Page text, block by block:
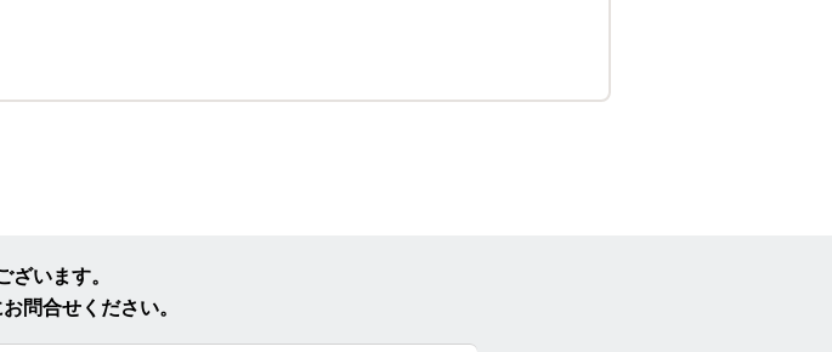
います。
問合せください。